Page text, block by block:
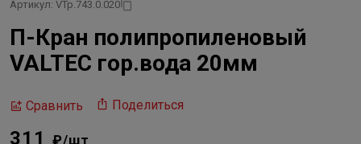
Артикул: VTp.743.0.020
П-Кран полипропиленовый
VALTEC гор.вода 20мм
Сравнить Поделиться
311 ₽/шт